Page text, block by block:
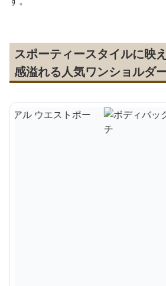
スポーティースタイルに映
感溢れる人気ワンショルダ